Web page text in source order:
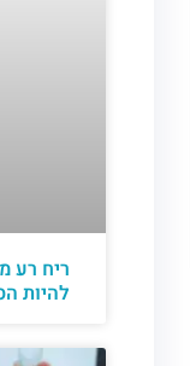
ריח רע
להיות